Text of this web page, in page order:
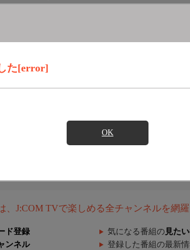
た[error]
OK
、J:COM TVで楽しめる全チャンネルを網
ド登録 気になる番組の 見た
ンネル 登録した番組の最新